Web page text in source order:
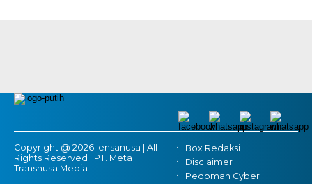
Copyright @ 2026 lensanusa | All
Rights Reserved | PT. Meta
Transnusa Media
Box Redaksi
Disclaimer
Pedoman Cyber